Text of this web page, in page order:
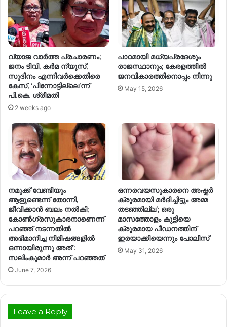
വ്യാജ വാർത്ത പ്രചാരണം;
ജനം ടിവി, കർമ ന്യൂസ്,
സുദിനം എന്നിവർക്കെതിരെ
കേസ്, ‘പിന്നോട്ടില്ലെ’ന്ന്
പി.കെ. ശ്രീമതി
2 weeks ago
പാഠമായി മധ്യപ്രദേശും
രാജസ്ഥാനും; കേരളത്തിൽ
ജനവികാരത്തിനൊപ്പം നിന്നു
May 15, 2026
നമുക്ക് വേണ്ടിയും
ആളുണ്ടെന്ന് തോന്നി,
ജീവിക്കാൻ ബലം നൽകി;
കോൺ​ഗ്രസുകാരനാണെന്ന്
പറഞ്ഞ് നടന്നതിൽ
അഭിമാനിച്ച നിമിഷങ്ങളിൽ
ഒന്നായിരുന്നു അത്’:
സലിംകുമാര്‍ അന്ന് പറഞ്ഞത്
June 7, 2026
ഒന്നരവയസുകാരനെ അഷ്കർ
ക്രൂരമായി മർദിച്ചിട്ടും അമ്മ
തടഞ്ഞില്ല’; ഒരു
മാസത്തോളം കുട്ടിയെ
ക്രൂരമായ പീഡനത്തിന്
ഇരയാക്കിയെന്നും പോലീസ്
May 31, 2026
Leave a Reply